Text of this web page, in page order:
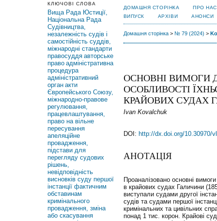
КЛЮЧОВІ СЛОВА
Вища Рада Юстиції,
Національна Рада
Судівництва,
незалежність судів і
самостійність суддів,
міжнародні стандарти
правосуддя авторське
право адміністративна
процедура
адміністративний
орган акти
Європейського Союзу,
міжнародно-правове
регулювання,
працевлаштування,
право на вільне
пересування
апеляційне
провадження,
підстави для
перегляду судових
рішень,
невідповідність
висновків суду першої
інстанції фактичним
обставинам
кримінального
провадження, зміна
або скасування
ДОМАШНЯ СТОРІНКА
ПРО НАС
ВИПУСК
АРХІВИ АНОНСИ
Домашня сторінка> № 79 (2024) >
ОСНОВНІ ВИМОГИ
ОСОБЛИВОСТІ
КРАЙОВИХ СУДАХ
Ivan Kovalchuk
DOI: http://dx.doi.org/10.30970/
АНОТАЦІЯ
Проаналізовано основні
в крайових судах Галичини
виступали судами другої
судів та судами першої
кримінальних та цивільних
понад 1 тис. корон. Крайові